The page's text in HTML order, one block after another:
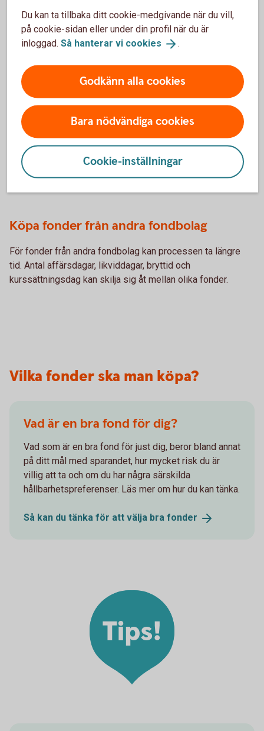
Så sätts kursen på fonder
Hur lång tid tar fondköpet?
Köpa fonder från Swedbank Robur
Ett köp av fonder från Swedbank Robur genomförs
vanligtvis inom en till två dagar.
Köpa fonder från andra fondbolag
För fonder från andra fondbolag kan processen ta längre
tid. Antal affärsdagar, likviddagar, bryttid och
kurssättningsdag kan skilja sig åt mellan olika fonder.
Vilka fonder ska man köpa?
Vad är en bra fond för dig?
Vad som är en bra fond för just dig, beror bland annat
på ditt mål med sparandet, hur mycket risk du är
villig att ta och om du har några särskilda
hållbarhetspreferenser. Läs mer om hur du kan tänka.
Så kan du tänka för att välja bra fonder
Tips!
Du kan ta tillbaka ditt cookie-medgivande när du vill,
på cookie-sidan eller under din profil när du är
inloggad. Så hanterar vi cookies .
Godkänn alla cookies
Bara nödvändiga cookies
Cookie-inställningar